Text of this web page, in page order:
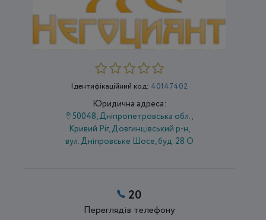
Ідентифікаційний код: 40147402
Юридична адреса:
50048, Дніпропетровська обл.,
Кривий Ріг, Довгинцівський р-н,
вул. Дніпровське Шосе, буд. 28 О
20
Переглядів телефону